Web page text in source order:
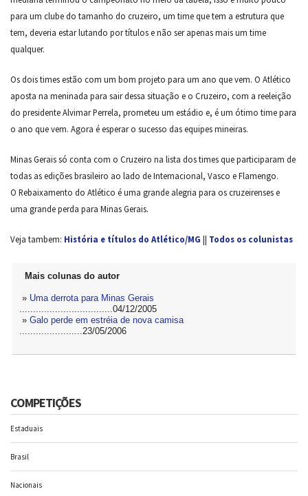
para um clube do tamanho do cruzeiro, um time que tem a estrutura que
tem, deveria estar lutando por títulos e não ser apenas mais um time
qualquer.
Os dois times estão com um bom projeto para um ano que vem. O Atlético
aposta na meninada para sair dessa situação e o Cruzeiro, com a reeleição
do presidente Alvimar Perrela, prometeu um estádio e, é um ótimo time para
o ano que vem. Agora é esperar o sucesso das equipes mineiras.
Minas Gerais só conta com o Cruzeiro na lista dos times que participaram de
todas as edições brasileiro ao lado de Internacional, Vasco e Flamengo.
O Rebaixamento do Atlético é uma grande alegria para os cruzeirenses e
uma grande perda para Minas Gerais.
Veja tambem: História e títulos do Atlético/MG || Todos os colunistas
Mais colunas do autor
» Uma derrota para Minas Gerais
..................................04/12/2005
» Galo perde em estréia de nova camisa
.......................23/05/2006
COMPETIÇÕES
Estaduais
Brasil
Nacionais